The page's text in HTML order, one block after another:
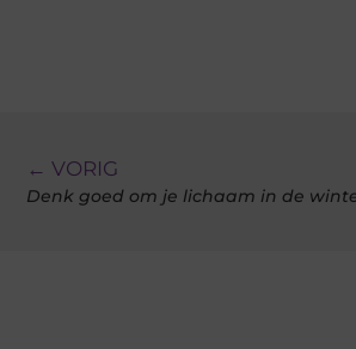
← VORIG
Denk goed om je lichaam in de